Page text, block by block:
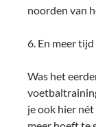
noorden van
6. En meer
Was het
je ook hier